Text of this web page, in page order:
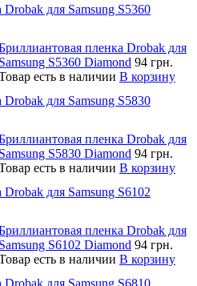
для Samsung S5360
пленка Drobak для
Samsung S5360 Diamond 94 грн.
есть в наличии В корзину
для Samsung S5830
пленка Drobak для
Samsung S5830 Diamond 94 грн.
есть в наличии В корзину
для Samsung S6102
пленка Drobak для
Samsung S6102 Diamond 94 грн.
есть в наличии В корзину
для Samsung S6810